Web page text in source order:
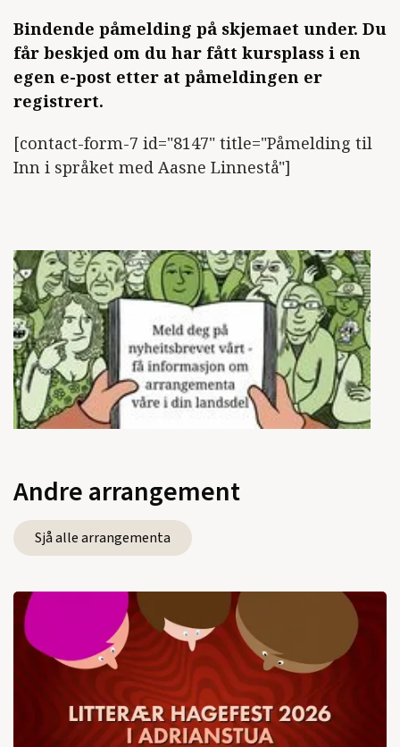
Bindende påmelding på skjemaet under. Du
får beskjed om du har fått kursplass i en
egen e-post etter at påmeldingen er
registrert.
[contact-form-7 id="8147" title="Påmelding til
Inn i språket med Aasne Linnestå"]
Andre arrangement
Sjå alle arrangementa